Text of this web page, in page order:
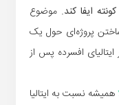
ایفا کند. موضوع
پروژه‌ای حول یک
افسرده پس از
همیشه نسبت به ایتالیا